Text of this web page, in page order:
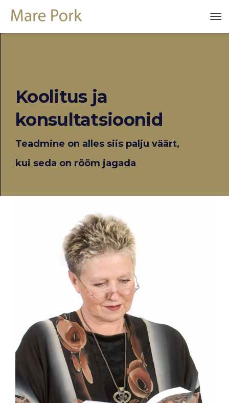
Koolitus ja
konsultatsioonid
Teadmine on alles siis palju väärt,
kui seda on rõõm jagada